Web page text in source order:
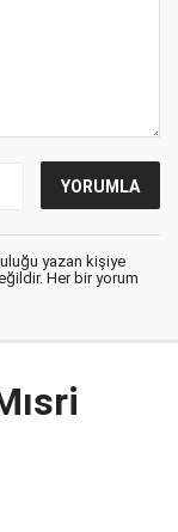
yazan kişiye
Her bir yorum